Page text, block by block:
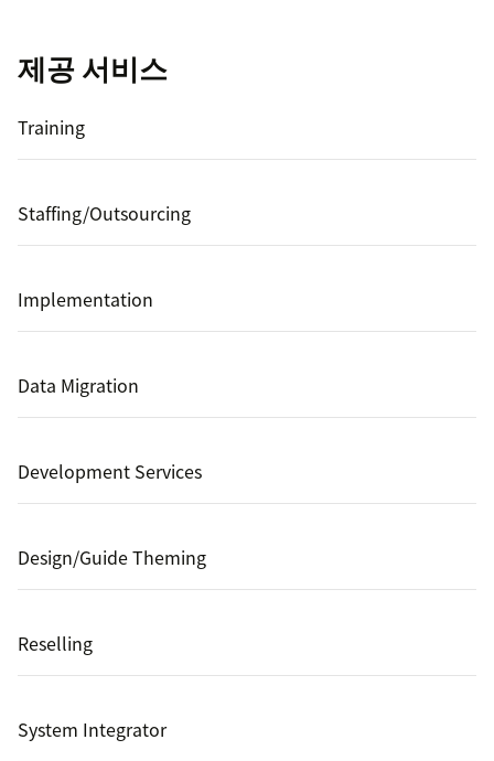
제공 서비스
Training
Staffing/Outsourcing
Implementation
Data Migration
Development Services
Design/Guide Theming
Reselling
System Integrator